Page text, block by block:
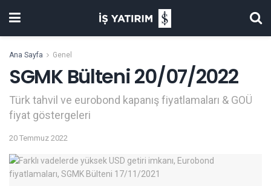
Ana Sayfa Genel
SGMK Bülteni 20/07/2022
Türk tahvil ve eurobond kapanış fiyatlamaları & GOÜ
fiyat göstergeleri
20 Temmuz 2022